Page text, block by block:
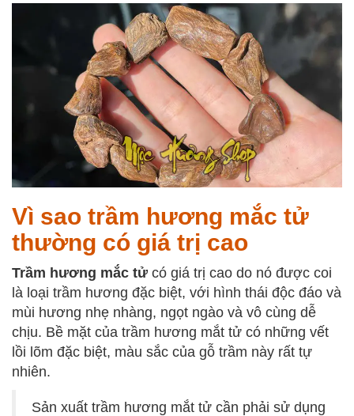
Vì sao trầm hương mắc tử
thường có giá trị cao
Trầm hương mắc tử có giá trị cao do nó được coi
là loại trầm hương đặc biệt, với hình thái độc đáo và
mùi hương nhẹ nhàng, ngọt ngào và vô cùng dễ
chịu. Bề mặt của trầm hương mắt tử có những vết
lồi lõm đặc biệt, màu sắc của gỗ trầm này rất tự
nhiên.
Sản xuất trầm hương mắt tử cần phải sử dụng